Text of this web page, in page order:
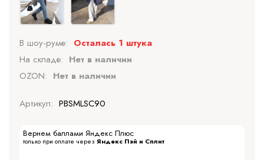
В шоу-руме: Осталась 1 штука
На складе: Нет в наличии
OZON: Нет в наличии
Артикул: PBSMLSC90
Вернем баллами Яндекс Плюс
только при оплате через Яндекс Пэй и Сплит